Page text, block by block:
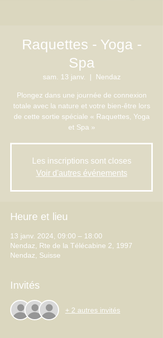
Raquettes - Yoga -
Spa
sam. 13 janv.
  |
Nendaz
Plongez dans une journée de connexion
totale avec la nature et votre bien-être lors
de cette sortie spéciale « Raquettes, Yoga
Les inscriptions sont closes
Voir d'autres événements
Heure et lieu
13 janv. 2024, 09:00 – 18:00
Nendaz, Rte de la Télécabine 2, 1997
Nendaz, Suisse
Invités
+ 2 autres invités